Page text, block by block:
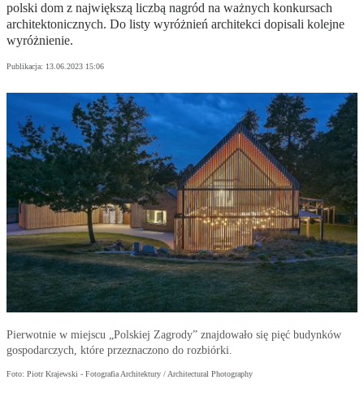
polski dom z największą liczbą nagród na ważnych konkursach
architektonicznych. Do listy wyróżnień architekci dopisali kolejne
wyróżnienie.
Publikacja: 13.06.2023 15:06
Pierwotnie w miejscu „Polskiej Zagrody” znajdowało się pięć budynków
gospodarczych, które przeznaczono do rozbiórki.
Foto: Piotr Krajewski - Fotografia Architektury / Architectural Photography